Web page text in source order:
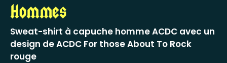
Hommes
Sweat-shirt à capuche homme ACDC avec un
design de ACDC For those About To Rock
rouge